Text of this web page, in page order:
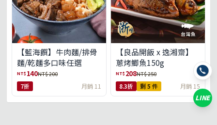
【藍海饌】牛肉麵/排骨
麵/乾麵多口味任選
NT$ 140NT$ 200
7折 月銷 11
【良品開飯 x 逸湘齋】
蔥烤鯽魚150g
NT$ 208NT$ 250
8.3折 剩 5 件 月銷 15
LINE